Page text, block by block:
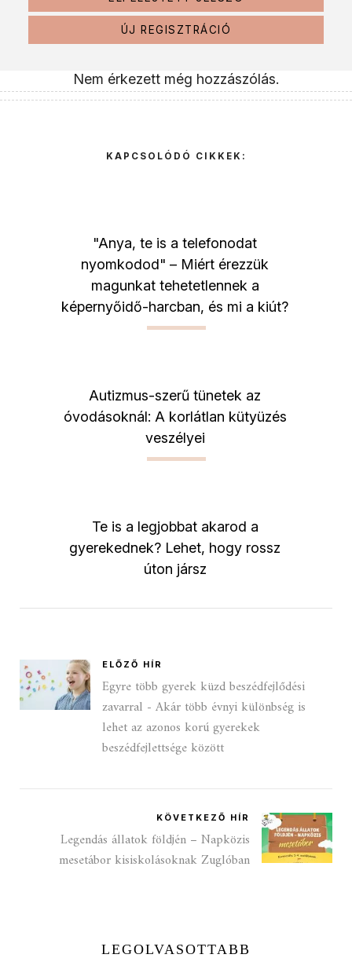
ÚJ REGISZTRÁCIÓ
Nem érkezett még hozzászólás.
KAPCSOLÓDÓ CIKKEK:
"Anya, te is a telefonodat
nyomkodod" – Miért érezzük
magunkat tehetetlennek a
képernyőidő-harcban, és mi a kiút?
Autizmus-szerű tünetek az
óvodásoknál: A korlátlan kütyüzés
veszélyei
Te is a legjobbat akarod a
gyerekednek? Lehet, hogy rossz
úton jársz
ELŐZŐ HÍR
Egyre több gyerek küzd beszédfejlődési
zavarral - Akár több évnyi különbség is
lehet az azonos korú gyerekek
beszédfejlettsége között
KÖVETKEZŐ HÍR
Legendás állatok földjén – Napközis
mesetábor kisiskolásoknak Zuglóban
LEGOLVASOTTABB